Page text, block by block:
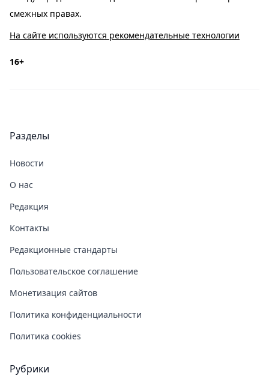
смежных правах.
На сайте используются рекомендательные технологии
16+
Разделы
Новости
О нас
Редакция
Контакты
Редакционные стандарты
Пользовательское соглашение
Монетизация сайтов
Политика конфиденциальности
Политика cookies
Рубрики